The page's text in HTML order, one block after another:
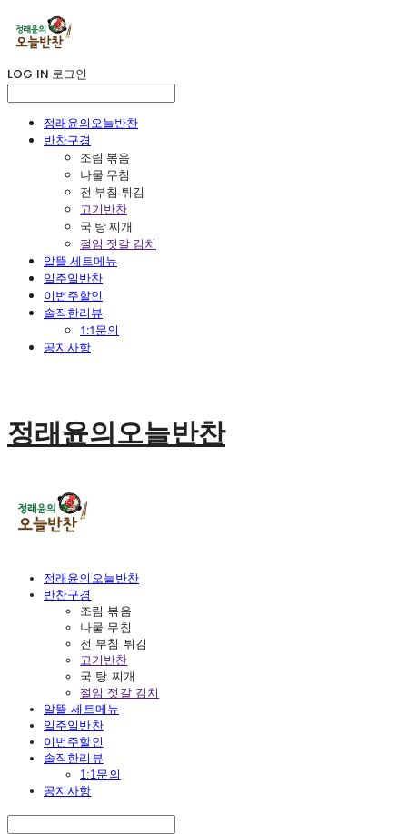
LOG IN 로그인
정래윤의오늘반찬
반찬구경
조림 볶음
나물 무침
전 부침 튀김
고기반찬
국 탕 찌개
절임 젓갈 김치
알뜰 세트메뉴
일주일반찬
이번주할인
솔직한리뷰
1:1문의
공지사항
정래윤의오늘반찬
정래윤의오늘반찬
반찬구경
조림 볶음
나물 무침
전 부침 튀김
고기반찬
국 탕 찌개
절임 젓갈 김치
알뜰 세트메뉴
일주일반찬
이번주할인
솔직한리뷰
1:1문의
공지사항